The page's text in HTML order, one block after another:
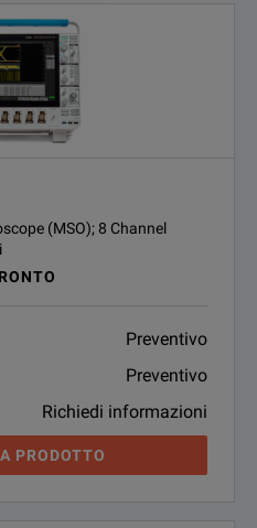
(MSO); 8 Channel
Preventivo
Preventivo
Richiedi informazioni
PRODOTTO